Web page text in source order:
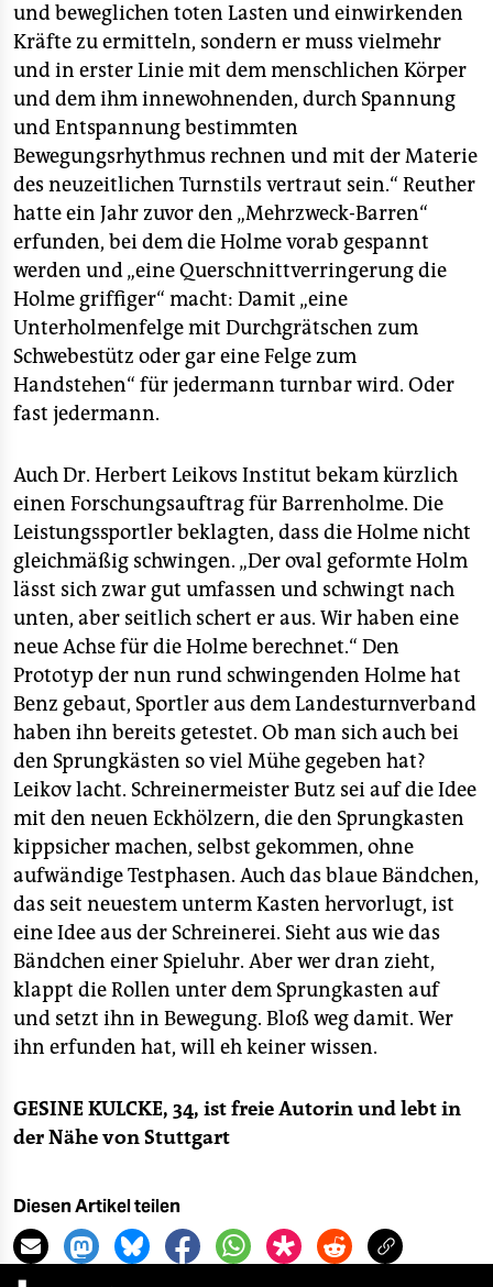
und beweglichen toten Lasten und einwirkenden
Kräfte zu ermitteln, sondern er muss vielmehr
und in erster Linie mit dem menschlichen Körper
und dem ihm innewohnenden, durch Spannung
und Entspannung bestimmten
Bewegungsrhythmus rechnen und mit der Materie
des neuzeitlichen Turnstils vertraut sein.“ Reuther
hatte ein Jahr zuvor den „Mehrzweck-Barren“
erfunden, bei dem die Holme vorab gespannt
werden und „eine Querschnittverringerung die
Holme griffiger“ macht: Damit „eine
Unterholmenfelge mit Durchgrätschen zum
Schwebestütz oder gar eine Felge zum
Handstehen“ für jedermann turnbar wird. Oder
fast jedermann.
Auch Dr. Herbert Leikovs Institut bekam kürzlich
einen Forschungsauftrag für Barrenholme. Die
Leistungssportler beklagten, dass die Holme nicht
gleichmäßig schwingen. „Der oval geformte Holm
lässt sich zwar gut umfassen und schwingt nach
unten, aber seitlich schert er aus. Wir haben eine
neue Achse für die Holme berechnet.“ Den
Prototyp der nun rund schwingenden Holme hat
Benz gebaut, Sportler aus dem Landesturnverband
haben ihn bereits getestet. Ob man sich auch bei
den Sprungkästen so viel Mühe gegeben hat?
Leikov lacht. Schreinermeister Butz sei auf die Idee
mit den neuen Eckhölzern, die den Sprungkasten
kippsicher machen, selbst gekommen, ohne
aufwändige Testphasen. Auch das blaue Bändchen,
das seit neuestem unterm Kasten hervorlugt, ist
eine Idee aus der Schreinerei. Sieht aus wie das
Bändchen einer Spieluhr. Aber wer dran zieht,
klappt die Rollen unter dem Sprungkasten auf
und setzt ihn in Bewegung. Bloß weg damit. Wer
ihn erfunden hat, will eh keiner wissen.
GESINE KULCKE, 34, ist freie Autorin und lebt in
der Nähe von Stuttgart
Diesen Artikel teilen